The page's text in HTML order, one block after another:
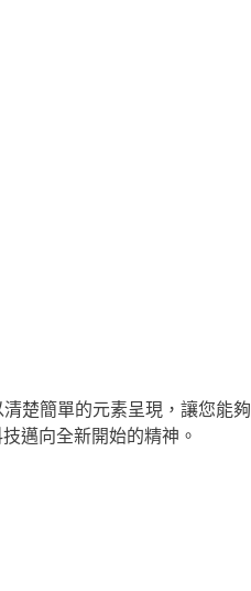
楚簡單的元素呈現，讓您能夠
邁向全新開始的精神。